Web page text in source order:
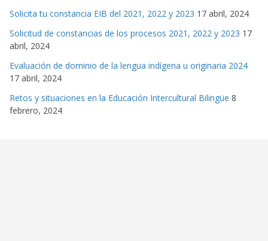
Solicita tu constancia EIB del 2021, 2022 y 2023 17 abril, 2024
Solicitud de constancias de los procesos 2021, 2022 y 2023 17
abril, 2024
Evaluación de dominio de la lengua indígena u originaria 2024
17 abril, 2024
Retos y situaciones en la Educación Intercultural Bilingüe 8
febrero, 2024